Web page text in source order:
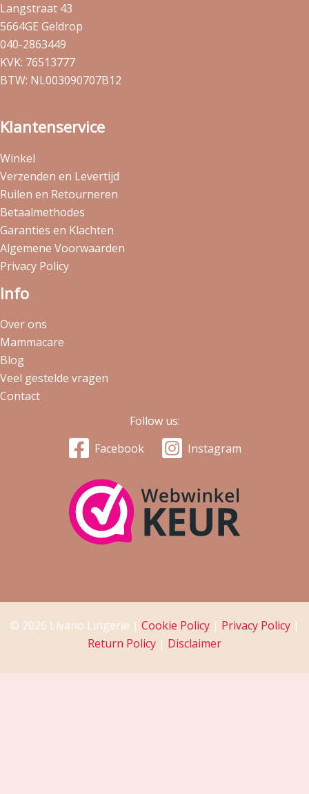
Langstraat 43
5664GE Geldrop
040-2863449
KVK: 76513777
BTW: NL003090707B12
Klantenservice
Winkel
Verzenden en Levertijd
Ruilen en Retourneren
Betaalmethodes
Garanties en Klachten
Algemene Voorwaarden
Privacy Policy
Info
Over ons
Mammacare
Blog
Veel gestelde vragen
Contact
Follow us:
Facebook
Instagram
© 2026 Livano Lingerie | Cookie Policy | Privacy Policy |
Return Policy | Disclaimer